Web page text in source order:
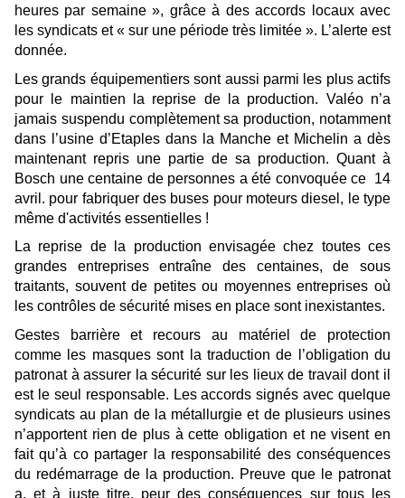
heures par semaine », grâce à des accords locaux avec
les syndicats et « sur une période très limitée ». L’alerte est
donnée.
Les grands équipementiers sont aussi parmi les plus actifs
pour le maintien la reprise de la production. Valéo n’a
jamais suspendu complètement sa production, notamment
dans l’usine d’Etaples dans la Manche et Michelin a dès
maintenant repris une partie de sa production. Quant à
Bosch une centaine de personnes a été convoquée ce 14
avril. pour fabriquer des buses pour moteurs diesel, le type
même d'activités essentielles !
La reprise de la production envisagée chez toutes ces
grandes entreprises entraîne des centaines, de sous
traitants, souvent de petites ou moyennes entreprises où
les contrôles de sécurité mises en place sont inexistantes.
Gestes barrière et recours au matériel de protection
comme les masques sont la traduction de l’obligation du
patronat à assurer la sécurité sur les lieux de travail dont il
est le seul responsable. Les accords signés avec quelque
syndicats au plan de la métallurgie et de plusieurs usines
n’apportent rien de plus à cette obligation et ne visent en
fait qu’à co partager la responsabilité des conséquences
du redémarrage de la production. Preuve que le patronat
a, et à juste titre, peur des conséquences sur tous les